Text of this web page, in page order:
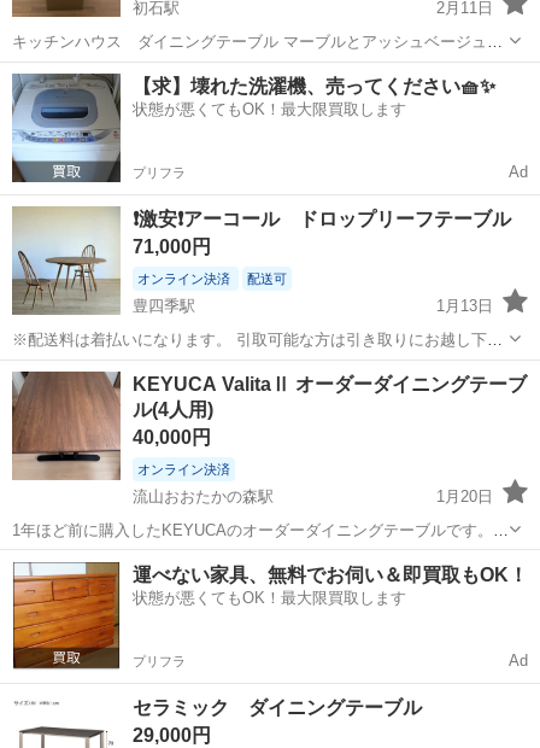
初石駅
2月11日
キッチンハウス ダイニングテーブル マーブルとアッシュベージュの
組み合わせです♡ size W1500、W1800、W2100 二 特徴···要組立 テイ
スト···洋風
千葉 流山市 初石駅 テーブル ハウス
【求】壊れた洗濯機、売ってください🧺✨
状態が悪くてもOK！最大限買取します
プリフラ Ad
❗激安❗アーコール ドロップリーフテーブル
71,000円
オンライン決済 配送可
豊四季駅
1月13日
※配送料は着払いになります。 引取可能な方は引き取りにお越し下さ
い。 人気のアーコールテーブルです。 天板にスレがかなりあります。
ご自身でリペア、または依頼をすれば、再販も出来る人気商品です。
遠方の方は着払いになります...
千葉 流山市 アーコール
KEYUCA ValitaⅡ オーダーダイニングテーブ
ル(4人用)
40,000円
オンライン決済
流山おおたかの森駅
1月20日
1年ほど前に購入したKEYUCAのオーダーダイニングテーブルです。
【商品情報】 KEYUCA ValitaⅡ order table
https://www.keyuca.com/Page/user_data/vali...
千葉 流山市 流山おおたかの森駅 テーブル ダイニング
運べない家具、無料でお伺い＆即買取もOK！
状態が悪くてもOK！最大限買取します
プリフラ Ad
セラミック ダイニングテーブル
29,000円